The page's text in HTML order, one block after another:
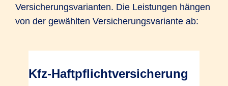
Versicherungsvarianten. Die Leistungen hängen
von der gewählten Versicherungsvariante ab:
Kfz-Haftpflichtversicherung